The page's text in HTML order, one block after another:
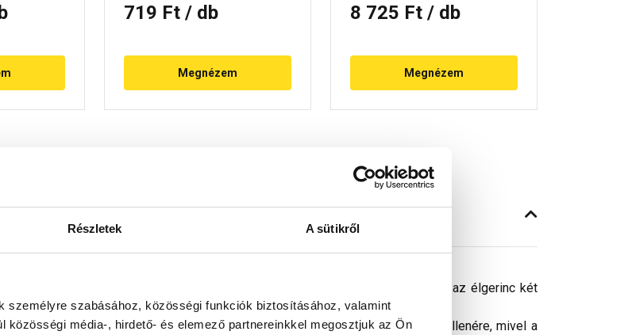
Részletek A sütikről
személyre szabásához, közösségi funkciók biztosításához, valamint
közösségi média-, hirdető- és elemező partnereinkkel megosztjuk az Ön
719 Ft / db
Megnézem
8 725 Ft / db
Megnézem
elhelyezésük a taréjgerinc alatti 2. sorban ajánlott. Kontyolt tetőknél az élgerinc két
is biztosíthatja az eresznél és a vápánál.
a termékeink színének a lehető leginkább valósághű megjelenítését. Ennek ellenére, mivel a